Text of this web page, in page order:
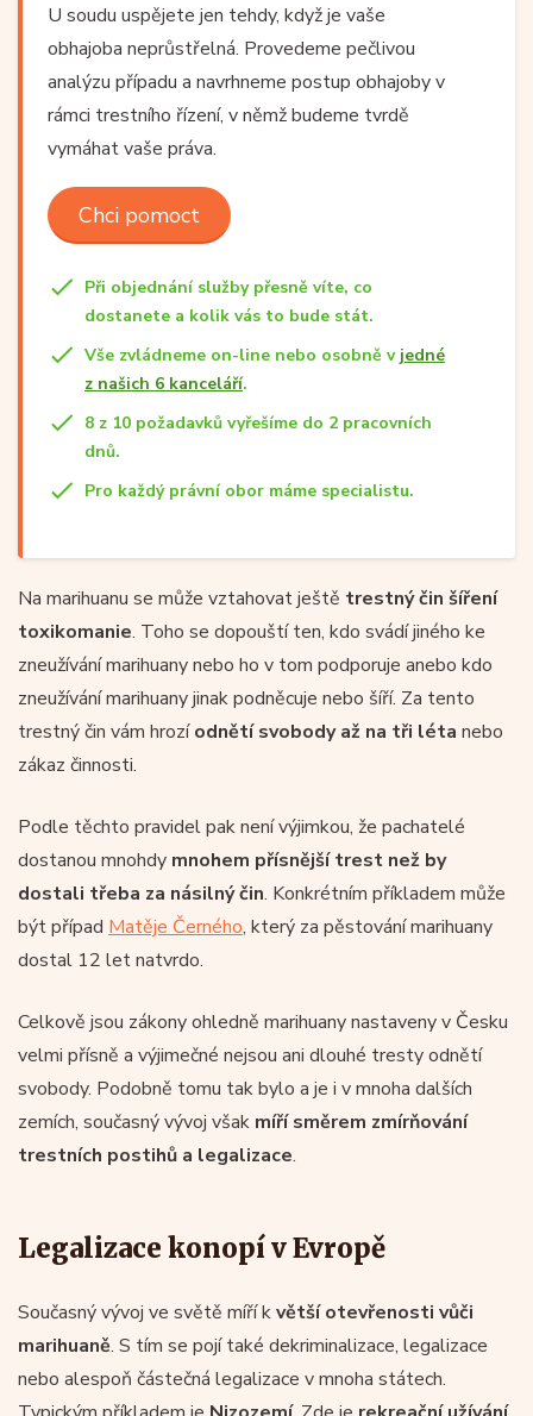
U soudu uspějete jen tehdy, když je vaše
obhajoba neprůstřelná. Provedeme pečlivou
analýzu případu a navrhneme postup obhajoby v
rámci trestního řízení, v němž budeme tvrdě
vymáhat vaše práva.
Chci pomoct
Při objednání služby přesně víte, co
dostanete a kolik vás to bude stát.
Vše zvládneme on-line nebo osobně v jedné
z našich 6 kanceláří.
8 z 10 požadavků vyřešíme do 2 pracovních
dnů.
Pro každý právní obor máme specialistu.
Na marihuanu se může vztahovat ještě trestný čin šíření
toxikomanie. Toho se dopouští ten, kdo svádí jiného ke
zneužívání marihuany nebo ho v tom podporuje anebo kdo
zneužívání marihuany jinak podněcuje nebo šíří. Za tento
trestný čin vám hrozíodnětí svobody až na tři léta nebo
zákaz činnosti.
Podle těchto pravidel pak není výjimkou, že pachatelé
dostanou mnohdy mnohem přísnější trest než by
dostali třeba za násilný čin. Konkrétním příkladem může
být případ Matěje Černého, který za pěstování marihuany
dostal 12 let natvrdo.
Celkově jsou zákony ohledně marihuany nastaveny v Česku
velmi přísně a výjimečné nejsou ani dlouhé tresty odnětí
svobody. Podobně tomu tak bylo a je i v mnoha dalších
zemích, současný vývoj však míří směrem zmírňování
trestních postihů a legalizace.
Legalizace konopí v Evropě
Současný vývoj ve světě míří květší otevřenosti vůči
marihuaně. S tím se pojí také dekriminalizace, legalizace
nebo alespoň částečná legalizace v mnoha státech.